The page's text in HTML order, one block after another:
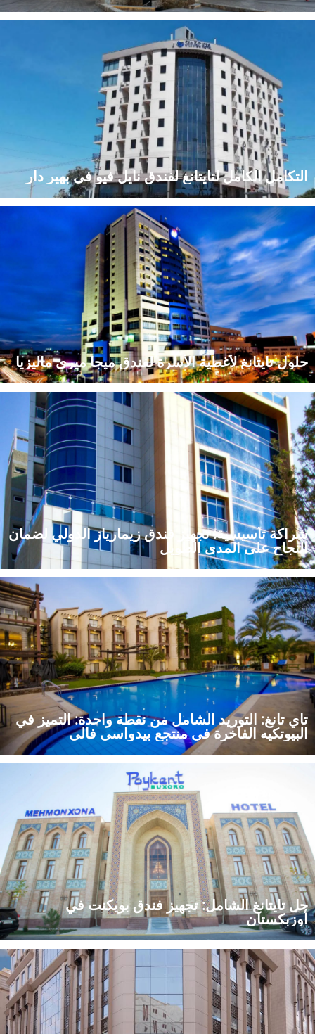
اطّلع على كيفية قيام شركة تايتانغ، المورِّد الرائد للفراش الفندقي من
فئة الخمس نجوم، بتوفير حلول فراش فاخرة متطوّرة ذات تنظيم
حراري لموقع منتجع فندق جراند هوتل ثيرمي في بلغاريا.
التكامل الكامل لتايتانغ لفندق نايل فيو في بهير دار
اطّلع على كيفية قيام شركة تايتانغ، وهي شركة رائدة في مجال توريد
مستلزمات الفنادق، بتوفير حلٍّ شاملٍ واحدٍ للشراء لفندق نايل فيو
المكوّن من ٩٤ غرفةً في بهير دار، إثيوبيا.
حلول تايتانغ لأغطية الأسرة لفندق ميجا ميري ماليزيا
اكتشف كيف قدمت شركة تايتانغ، المورِّد العالمي لأغطية الفنادق،
فندق ميغا ميري المكوَّن من ٢٩٣ غرفة بأغطية فراش ونسيج فندقي
عالي المتانة وبجودة فائقة.
شراكة تأسيسية: تجهيز فندق زيمارياز الدولي لضمان
النجاح على المدى الطويل
اكتشف كيف وفّرت شركة تايتنغ، وهي شركة عالمية متخصصة في
توريد المستلزمات الفندقية، أغطية فراش فندقية متينة، وأدوات مطبخ،
ومستلزمات غرف فندقية لفندق زيمارياز الدولي في إثيوبيا.
تاي تانغ: التوريد الشامل من نقطة واحدة: التميز في
البيوتكيه الفاخرة في منتجع بيدواسي فالي
اطّلع على كيفية قيام شركة تاي تانغ، إحدى الشركات الرائدة في مجال
توريد لوازم الفنادق، بتوفير حلٍّ شاملٍ للشراء من نقطة واحدة لمنتجع
بيدواسي فالي الفاخر في غانا.
حل تايتانغ الشامل: تجهيز فندق بويكنت في
أوزبكستان
اطّلع على كيفية تقديم شركة تايتانغ، وهي شركة رائدة في مجال توريد
مستلزمات الفنادق، لحلٍّ شاملٍ من نقطة واحدة لفندق بويكنت في
بخارى، شاملاً مجموعات الأسرّة الفندقية، وأدوات المطبخ،
ومستلزمات الغرف.